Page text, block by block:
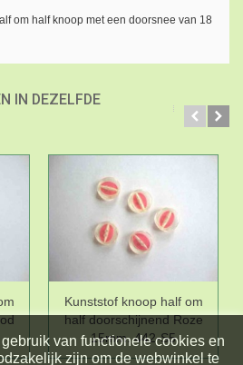
om half knoop met een doorsnee van 18
IN DEZELFDE
Kunststof knoop half om
half doorschijnend Roze
15mm. 442-S5
van functionele cookies en
zijn om de webwinkel te